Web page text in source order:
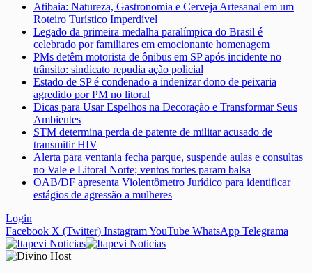
Atibaia: Natureza, Gastronomia e Cerveja Artesanal em um
Roteiro Turístico Imperdível
Legado da primeira medalha paralímpica do Brasil é
celebrado por familiares em emocionante homenagem
PMs detêm motorista de ônibus em SP após incidente no
trânsito: sindicato repudia ação policial
Estado de SP é condenado a indenizar dono de peixaria
agredido por PM no litoral
Dicas para Usar Espelhos na Decoração e Transformar Seus
Ambientes
STM determina perda de patente de militar acusado de
transmitir HIV
Alerta para ventania fecha parque, suspende aulas e consultas
no Vale e Litoral Norte; ventos fortes param balsa
OAB/DF apresenta Violentômetro Jurídico para identificar
estágios de agressão a mulheres
Login
Facebook X (Twitter) InstagramYouTube WhatsApp Telegrama